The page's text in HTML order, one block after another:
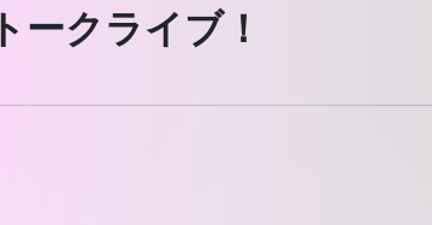
クライブ！